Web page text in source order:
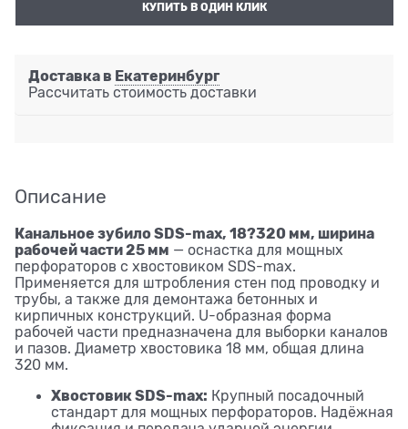
КУПИТЬ В ОДИН КЛИК
Доставка в Екатеринбург
Рассчитать стоимость доставки
Описание
Канальное зубило SDS-max, 18?320 мм, ширина
рабочей части 25 мм — оснастка для мощных
перфораторов с хвостовиком SDS-max.
Применяется для штробления стен под проводку и
трубы, а также для демонтажа бетонных и
кирпичных конструкций. U-образная форма
рабочей части предназначена для выборки каналов
и пазов. Диаметр хвостовика 18 мм, общая длина
320 мм.
Хвостовик SDS-max: Крупный посадочный
стандарт для мощных перфораторов. Надёжная